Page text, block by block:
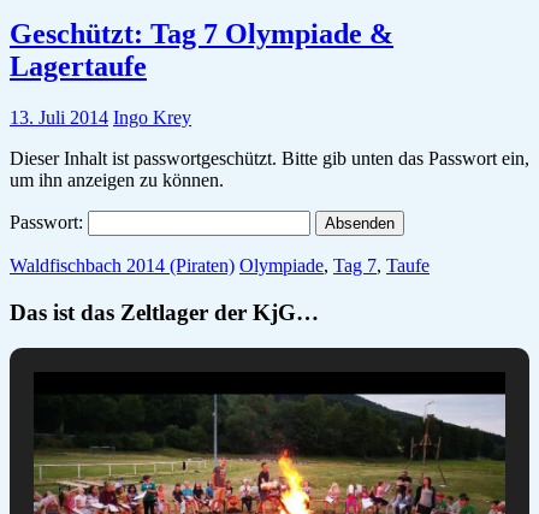
Geschützt: Tag 7 Olympiade &
Lagertaufe
13. Juli 2014 Ingo Krey
Dieser Inhalt ist passwortgeschützt. Bitte gib unten das Passwort ein,
um ihn anzeigen zu können.
Passwort:
Waldfischbach 2014 (Piraten) Olympiade, Tag 7, Taufe
Das ist das Zeltlager der KjG…